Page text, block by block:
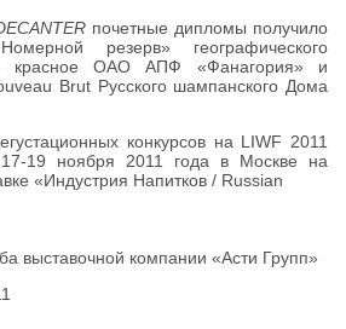
почетные дипломы получило
резерв» географического
красное ОАО АПФ «Фанагория» и
Brut Русского шампанского Дома
конкурсов на LIWF 2011
17-19 ноября 2011 года в Москве на
«Индустрия Напитков / Russian
выставочной компании «Асти Групп»